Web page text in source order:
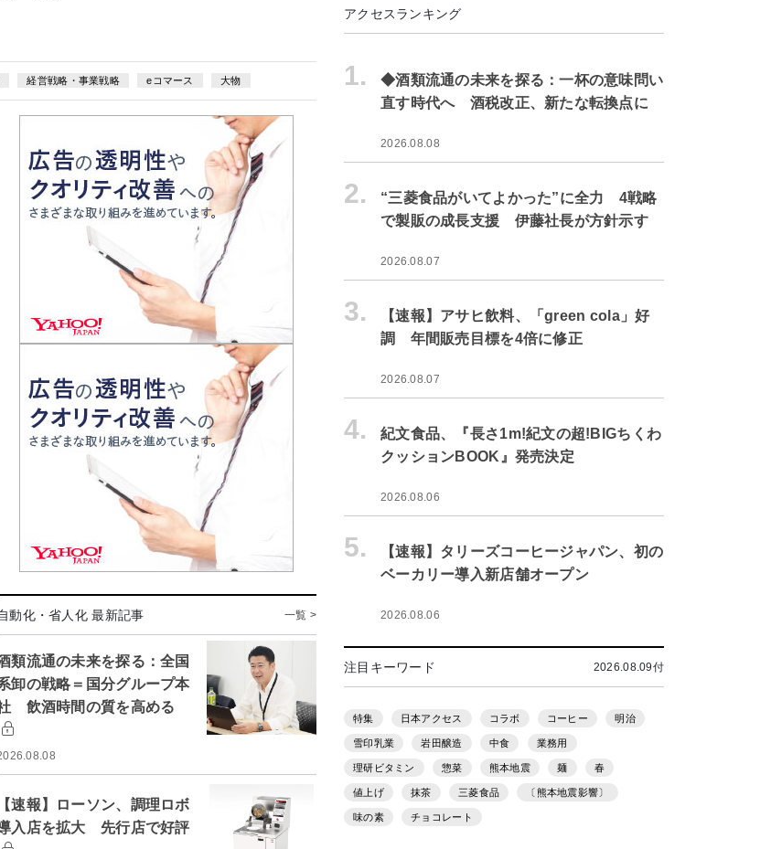
経営戦略・事業戦略 eコマース 大物
動化・省人化 最新記事 一覧 >
類流通の未来を探る：全国
卸の戦略＝国分グループ本
飲酒時間の質を高める
【速報】ローソン、調理ロボ
入店を拡大 先行店で好評
アクセスランキング
1.
◆酒類流通の未来を探る：一杯の意味問い
直す時代へ 酒税改正、新たな転換点に
2026.08.08
2.
“三菱食品がいてよかった”に全力 4戦略
で製販の成長支援 伊藤社長が方針示す
2026.08.07
3.
【速報】アサヒ飲料、「green cola」好
調 年間販売目標を4倍に修正
2026.08.07
4.
紀文食品、『長さ1m!紀文の超!BIGちくわ
クッションBOOK』発売決定
2026.08.06
5.
【速報】タリーズコーヒージャパン、初の
ベーカリー導入新店舗オープン
2026.08.06
注目キーワード 2026.08.09付
特集 日本アクセス コラボ コーヒー 明治
雪印乳業 岩田醸造 中食 業務用
理研ビタミン 惣菜 熊本地震 麺 春
値上げ 抹茶 三菱食品 〔熊本地震影響〕
味の素 チョコレート